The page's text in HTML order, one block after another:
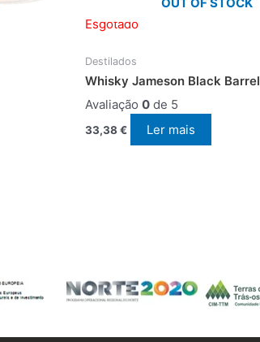
Esgotado
Destilados
Whisky Jameson Black Barrel
Avaliação 0 de 5
33,38€ Ler mais